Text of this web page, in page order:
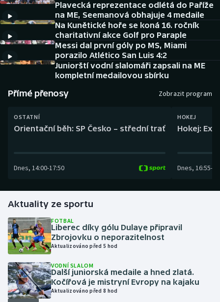
Cyklistika
DALŠÍ SPORTY
Americký fotbal
Baseball a softbal
Basketbal
Biatlon
Box
Curling
Dostihy
Florbal
Futsal
Golf
NEPŘEHLÉDNĚTE
Historické návraty
Aplikace ČT sport
Plavecká reprezentace odlétá do Paříže
na ME, Seemanová obhajuje 4 medaile
Na Kunětické hoře se koná 16. ročník
charitativní akce Golf pro Paraple
Messi dal první góly po MS, Miami
porazilo Atlético San Luis 4:2
Juniorští vodní slalomáři zapsali na ME
kompletní medailovou sbírku
Přímé přenosy Zobrazit program
OSTATNÍ
Orientační běh: SP Česko – střední trať
Dnes, 14:00-17:50
HOKEJ
Hokej:
Dnes, 16:55-
Aktuality ze sportu
FOTBAL
Liberec díky gólu Dulaye připravil
Zbrojovku o neporazitelnost
Aktualizováno před 5 hod
VODNÍ SLALOM
Další juniorská medaile a hned zlatá.
Kočířová je mistryní Evropy na kajaku
Aktualizováno před 8 hod